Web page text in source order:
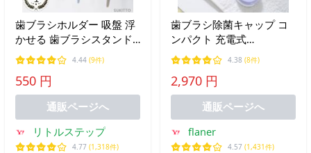
歯ブラシホルダー 吸盤 浮
かせる 歯ブラシスタンド
衛生的 おしゃれ 壁掛け コ
ップ 吊り下げ 2個セット
4.44 (9件)
550 円
通販ページへ
リトルステップ
4.77 (1,318件)
歯ブラシ除菌キャップ コ
ンパクト 充電式
ULTRAWAVE ウルトラウェ
ーブ 持ち運び 携帯用 除菌
器 uvケース 紫外線 LED デ
ンタルケア/一部予約/メー
ル便無料/海外×
4.38 (8件)
2,970 円
通販ページへ
flaner
4.57 (1,431件)